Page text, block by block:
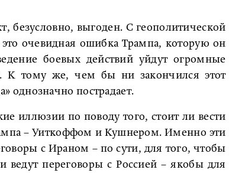
безусловно, выгоден. С геополитической
очевидная ошибка Трампа, которую он
боевых действий уйдут огромные
К тому же, чем бы ни закончился этот
однозначно пострадает.
иллюзии по поводу того, стоит ли вести
– Уиткоффом и Кушнером. Именно эти
с Ираном – по сути, для того, чтобы
переговоры с Россией – якобы для